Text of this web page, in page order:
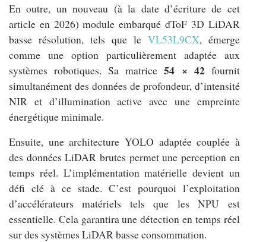
En outre, un nouveau (à la date d’écriture de cet
article en 2026) module embarqué dToF 3D LiDAR
basse résolution, tels que le VL53L9CX, émerge
comme une option particulièrement adaptée aux
systèmes robotiques. Sa matrice54 × 42fournit
simultanément des données de profondeur, d’intensité
NIR et d’illumination active avec une empreinte
énergétique minimale.
Ensuite, une architecture YOLO adaptée couplée à
des données LiDAR brutes permet une perception en
temps réel. L’implémentation matérielle devient un
défi clé à ce stade. C’est pourquoi l’exploitation
d’accélérateurs matériels tels que les NPU est
essentielle. Cela garantira une détection en temps réel
sur des systèmes LiDAR basse consommation.